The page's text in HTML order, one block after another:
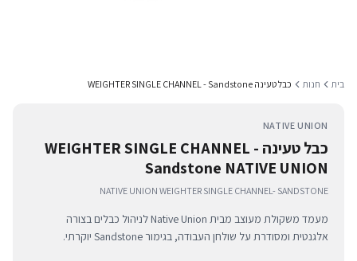
בית חנות כבל טעינה WEIGHTER SINGLE CHANNEL - Sandstone
NATIVE UNION
כבל טעינה WEIGHTER SINGLE CHANNEL -
Sandstone NATIVE UNION
NATIVE UNION WEIGHTER SINGLE CHANNEL- SANDSTONE
מעמד משקולת מעוצב מבית Native Union לניהול כבלים בצורה
אלגנטית ומסודרת על שולחן העבודה, בגימור Sandstone יוקרתי.